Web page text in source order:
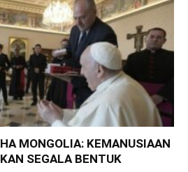
MONGOLIA: KEMANUSIAAN
SEGALA BENTUK